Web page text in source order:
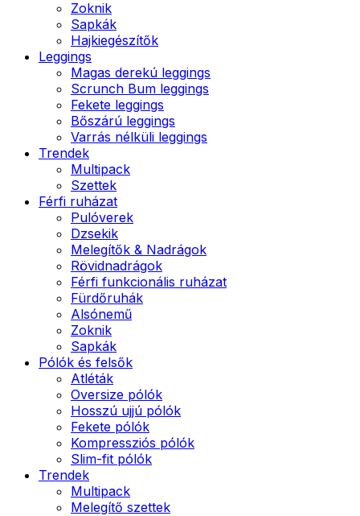
Zoknik
Sapkák
Hajkiegészítők
Leggings
Magas derekú leggings
Scrunch Bum leggings
Fekete leggings
Bőszárú leggings
Varrás nélküli leggings
Trendek
Multipack
Szettek
Férfi ruházat
Pulóverek
Dzsekik
Melegítők & Nadrágok
Rövidnadrágok
Férfi funkcionális ruházat
Fürdőruhák
Alsónemű
Zoknik
Sapkák
Pólók és felsők
Atléták
Oversize pólók
Hosszú ujjú pólók
Fekete pólók
Kompressziós pólók
Slim-fit pólók
Trendek
Multipack
Melegítő szettek